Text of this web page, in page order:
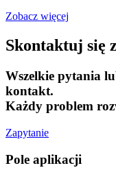
Zobacz więcej
Skontaktuj się
Wszelkie pytania
kontakt.
Każdy problem
Zapytanie
Pole aplikacji